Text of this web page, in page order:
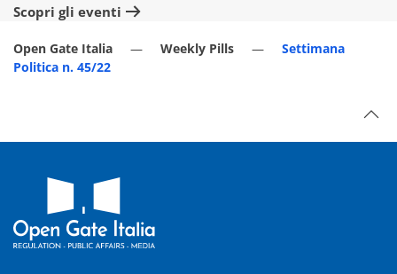
Scopri gli eventi
Open Gate Italia Weekly Pills
Settimana
Politica n. 45/22